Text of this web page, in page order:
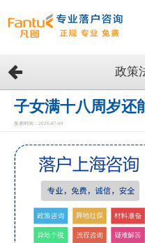
网
站
首
页
留
政策
子女满十八周岁还
发表时间：2026-07-09